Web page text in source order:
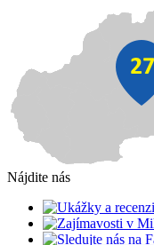
Nájdite nás